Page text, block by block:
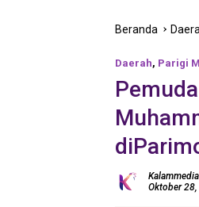
Beranda
Daerah, Parigi
Oktober